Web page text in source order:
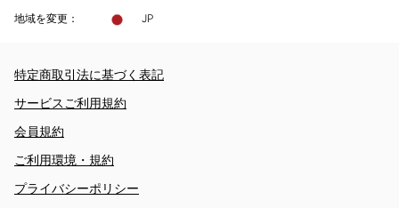
地域を変更： JP
特定商取引法に基づく表記
サービスご利用規約
会員規約
ご利用環境・規約
プライバシーポリシー